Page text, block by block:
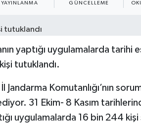
YAYINLANMA GÜNCELLEME
yaptığı uygulamalarda
tutuklandı.
Komutanlığı’nın
31 Ekim- 8 Kasım
uygulamalarda 16 bin 244